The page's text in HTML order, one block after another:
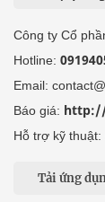
Công ty Cổ
Hotline:
Email:
Báo giá:
Hỗ trợ kỹ
Tải ứng